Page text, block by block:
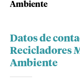
Ambiente
Datos de
Recicladores
Ambiente